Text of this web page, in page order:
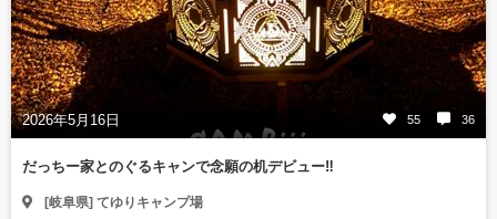
2026年5月16日 55 36
だっちー家とのぐるキャンで念願の机デビュー‼︎
[岐阜県] てゆりキャンプ場